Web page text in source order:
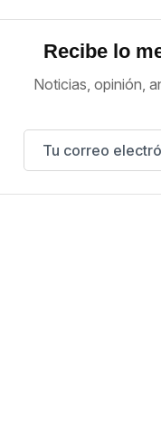
Recibe lo
Noticias, opinión,